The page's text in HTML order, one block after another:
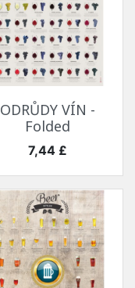
ODRŮDY VÍN -
Folded
Cena
7,44 £